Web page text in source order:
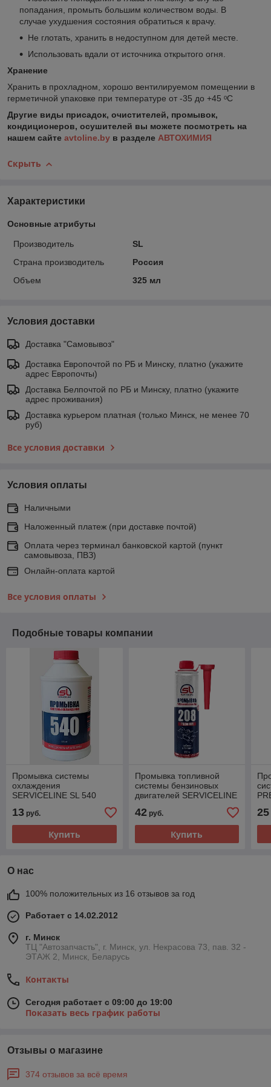
попадания, промыть большим количеством воды. В
случае ухудшения состояния обратиться к врачу.
Не глотать, хранить в недоступном для детей месте.
Использовать вдали от источника открытого огня.
Хранение
Хранить в прохладном, хорошо вентилируемом помещении в
герметичной упаковке при температуре от -35 до +45 ᵒC
Другие виды присадок, очистителей, промывок,
кондиционеров, осушителей вы можете посмотреть на
нашем сайте avtoline.by в разделе АВТОХИМИЯ
Скрыть
Характеристики
Основные атрибуты
Производитель
SL
Страна производитель
Россия
Объем
325 мл
Условия доставки
Доставка "Самовывоз"
Доставка Европочтой по РБ и Минску, платно (укажите
адрес Европочты)
Доставка Белпочтой по РБ и Минску, платно (укажите
адрес проживания)
Доставка курьером платная (только Минск, не менее 70
руб)
Все условия доставки
Условия оплаты
Наличными
Наложенный платеж (при доставке почтой)
Оплата через терминал банковской картой (пункт
самовывоза, ПВЗ)
Онлайн-оплата картой
Все условия оплаты
Подобные товары компании
Промывка системы
охлаждения
SERVICELINE SL 540
13 руб.
Купить
Промывка топливной
системы бензиновых
двигателей SERVICELINE
42руб.
Купить
25
О нас
100% положительных из 16 отзывов за год
Работает с 14.02.2012
г. Минск
ТЦ "Автозапчасть", г. Минск, ул. Некрасова 73, пав. 32 -
ЭТАЖ 2, Минск, Беларусь
Контакты
Сегодня работает с 09:00 до 19:00
Показать весь график работы
Отзывы о магазине
374 отзывов за всё время